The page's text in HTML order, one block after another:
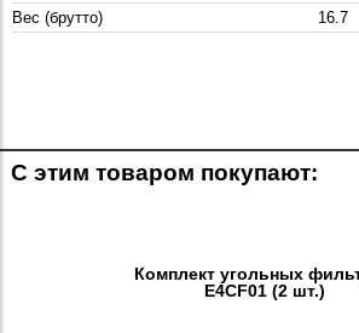
Вес (брутто)
16.7
С этим товаром покупают:
Комплект угольных
E4CF01 (2 шт.)